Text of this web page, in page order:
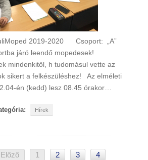
2019-2020 Csoport: „A”
járó leendő mopedesek!
mindenkitől, h tudomásul vette az
sikert a felkészüléshez! Az elméleti
én (kedd) lesz 08.45 órakor…
Hírek
Előző 1 2 3 4